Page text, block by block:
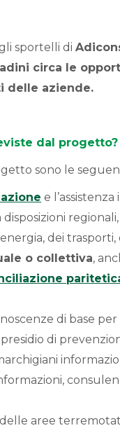
sportelli di
circa le
delle aziende.
dal progetto?
sono le
e
dei
o collettiva,
di base per
di
aree